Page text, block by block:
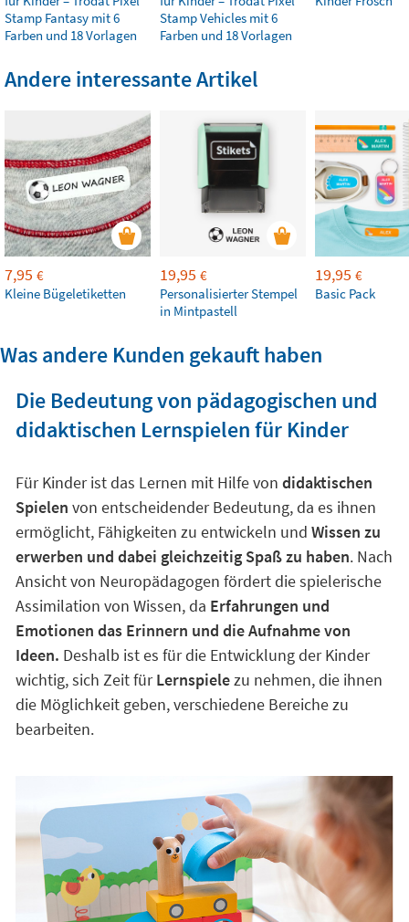
Stamp Fantasy mit 6
Farben und 18 Vorlagen
Stamp Vehicles mit 6
Farben und 18 Vorlagen
Andere interessante Artikel
7,95 €
Kleine Bügeletiketten
19,95 €
Personalisierter Stempel
in Mintpastell
19,95 €
Basic Pack
Was andere Kunden gekauft haben
Die Bedeutung von pädagogischen und
didaktischen Lernspielen für Kinder
Für Kinder ist das Lernen mit Hilfe von didaktischen
Spielen von entscheidender Bedeutung, da es ihnen
ermöglicht, Fähigkeiten zu entwickeln und Wissen zu
erwerben und dabei gleichzeitig Spaß zu haben. Nach
Ansicht von Neuropädagogen fördert die spielerische
Assimilation von Wissen, da Erfahrungen und
Emotionen das Erinnern und die Aufnahme von
Ideen. Deshalb ist es für die Entwicklung der Kinder
wichtig, sich Zeit fürLernspielezu nehmen, die ihnen
die Möglichkeit geben, verschiedene Bereiche zu
bearbeiten.